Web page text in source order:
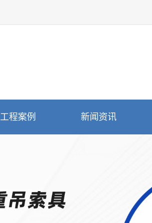
工程案例 新闻资讯